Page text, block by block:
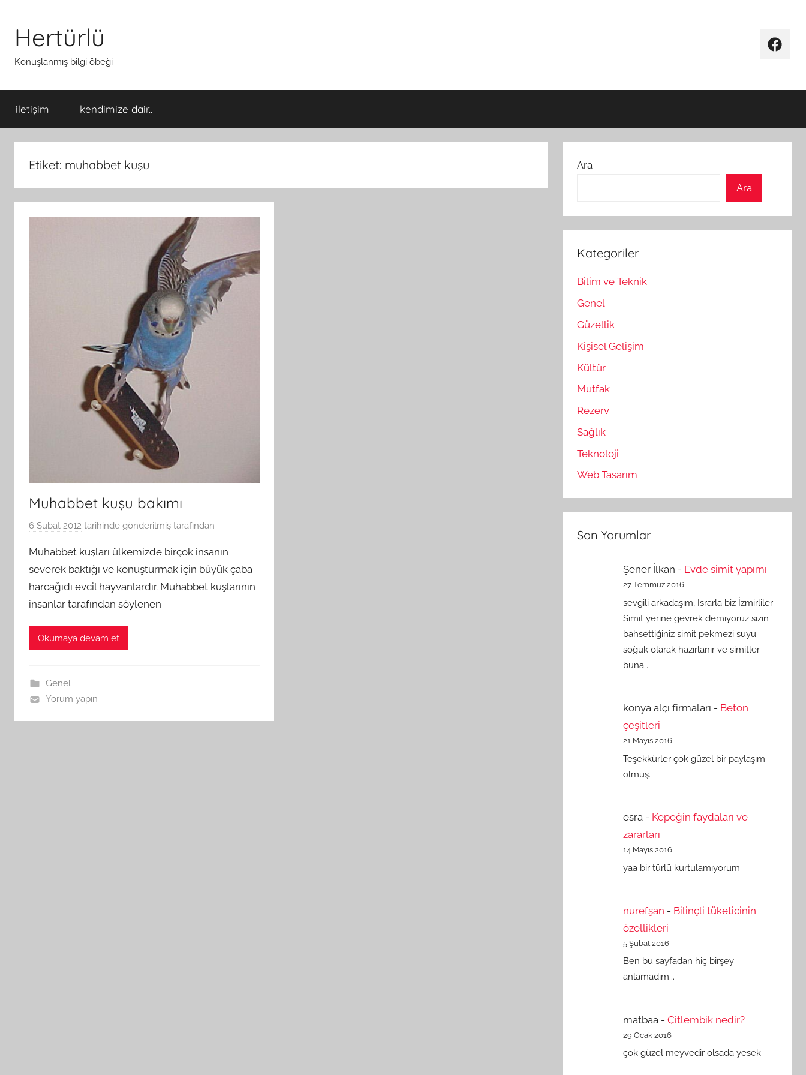
Hertürlü
Konuşlanmış bilgi öbeği
iletişim kendimize dair..
Etiket: muhabbet kuşu
Muhabbet kuşu bakımı
6 Şubat 2012 tarihinde gönderilmiş tarafından
Muhabbet kuşları ülkemizde birçok insanın
severek baktığı ve konuşturmak için büyük çaba
harcağıdı evcil hayvanlardır. Muhabbet kuşlarının
insanlar tarafından söylenen
Okumaya devam et
Genel
Yorum yapın
Ara
Ara
Kategoriler
Bilim ve Teknik
Genel
Güzellik
Kişisel Gelişim
Kültür
Mutfak
Rezerv
Sağlık
Teknoloji
Web Tasarım
Son Yorumlar
Şener İlkan - Evde simit yapımı
27 Temmuz 2016
sevgili arkadaşım, Israrla biz İzmirliler
Simit yerine gevrek demiyoruz sizin
bahsettiğiniz simit pekmezi suyu
soğuk olarak hazırlanır ve simitler
buna…
konya alçı firmaları - Beton
çeşitleri
21 Mayıs 2016
Teşekkürler çok güzel bir paylaşım
olmuş.
esra- Kepeğin faydaları ve
zararları
14 Mayıs 2016
yaa bir türlü kurtulamıyorum
nurefşan - Bilinçli tüketicinin
özellikleri
5 Şubat 2016
Ben bu sayfadan hiç birşey
anlamadım...
matbaa- Çitlembik nedir?
29 Ocak 2016
çok güzel meyvedir olsada yesek